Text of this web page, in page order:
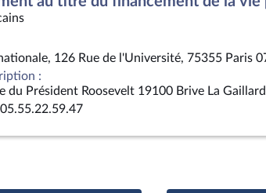
126 Rue de l'Université, 75355 Paris
:
du Président Roosevelt 19100 Brive La
05.55.22.59.47